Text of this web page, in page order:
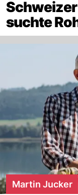
suchte
Martin Jucker